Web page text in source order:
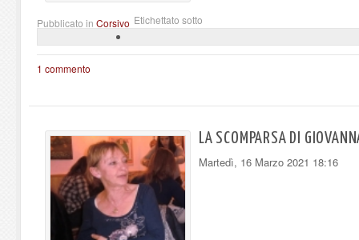
Pubblicato in Corsivo Etichettato sotto
1 commento
LA SCOMPARSA DI
Martedì, 16 Marzo 2021 18:16